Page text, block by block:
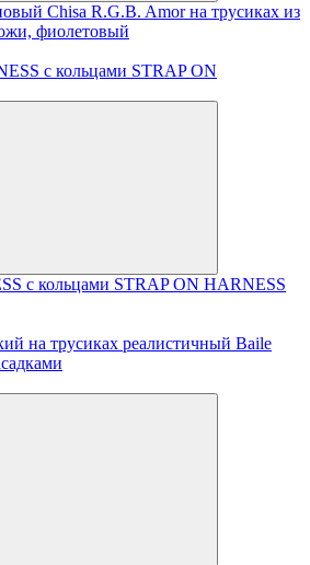
Chisa R.G.B. Amor на трусиках из
фиолетовый
с кольцами STRAP ON HARNESS